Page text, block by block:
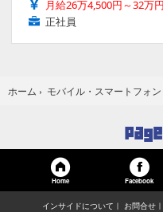
月給26万4,500円～32万円
正社員
ホーム › モバイル・スマートフォン
Home Facebook
インサイドについて お問合せ